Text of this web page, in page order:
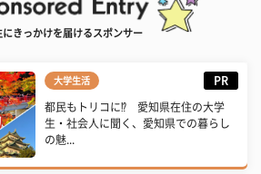
にきっかけを届けるスポンサー
大学生活 PR
都民もトリコに⁉ 愛知県在住の大学
生・社会人に聞く、愛知県での暮らし
の魅...